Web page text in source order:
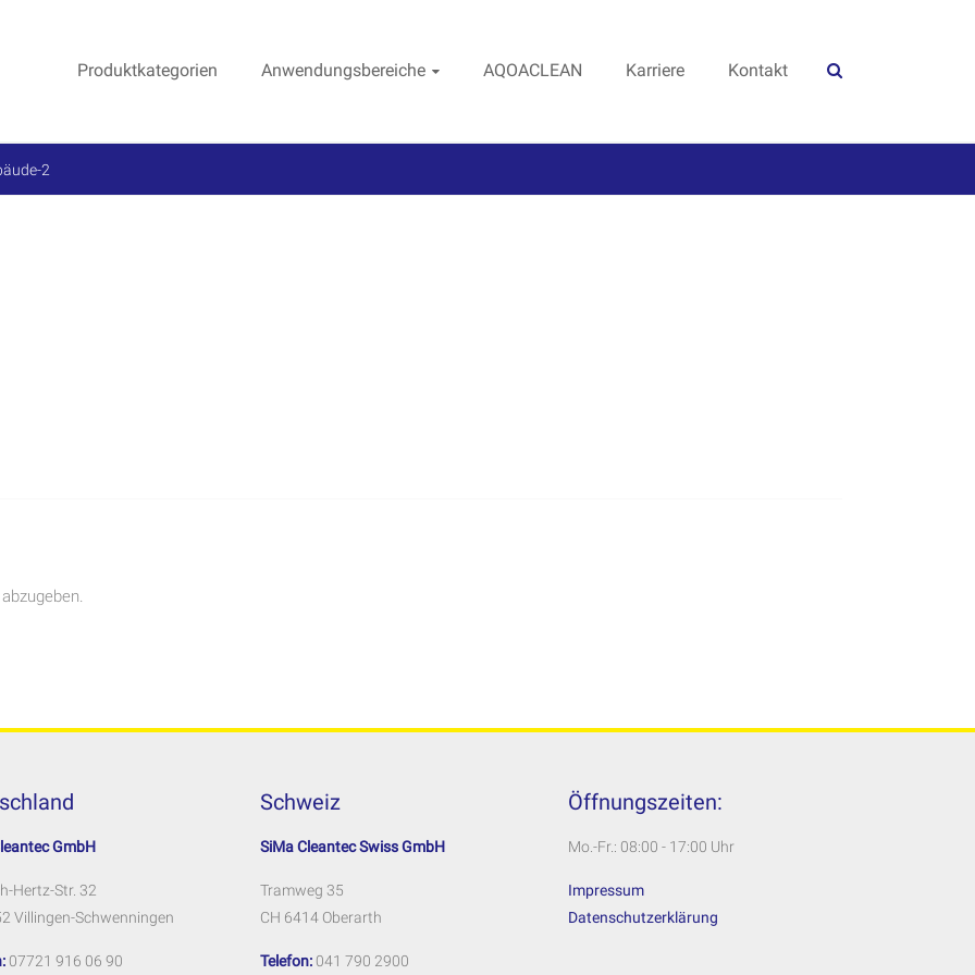
Produktkategorien Anwendungsbereiche AQOACLEAN Karriere Kontakt
2
GmbH
Hertz-Str. 32
Villingen-Schwenningen
07721 916 06 90
Schweiz
SiMa Cleantec Swiss GmbH
Tramweg 35
CH 6414 Oberarth
Telefon: 041 790 2900
Öffnungszeiten:
Mo.-Fr.: 08:00 - 17:00 Uhr
Impressum
Datenschutzerklärung